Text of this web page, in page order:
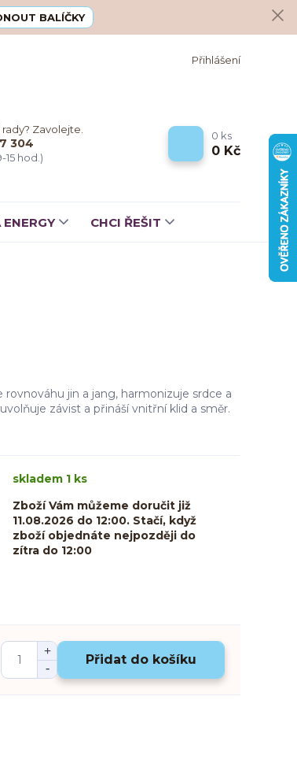
BALÍČKY
Přihlášení
Zavolejte.
304
15 hod.)
0 ks
0 Kč
CHCI ŘEŠIT
jin a jang, harmonizuje srdce a
závist a přináší vnitřní klid a směr.
skladem 1 ks
Zboží Vám můžeme doručit již
11.08.2026 do 12:00. Stačí, když
zboží objednáte nejpozději do
zítra do 12:00
Přidat do košíku